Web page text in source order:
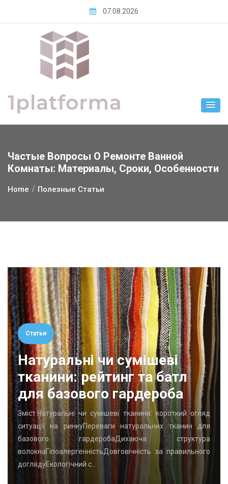
07.08.2026
Частые Вопросы О Ремонте Ванной
Комнаты: Материалы, Сроки, Особенности
Home Полезные Статьи
Статьи
Натуральні чи сумішеві
тканини: рейтинг та батл
для базового гардероба
Зміст:Натуральні чи сумішеві тканини: короткий огляд
ситуації на ринкуПереваги натуральних тканин для
базового гардеробаДихаюча структура
волокнаГіпоалергенністьДовговічність за правильного
доглядуЕкологічний с…